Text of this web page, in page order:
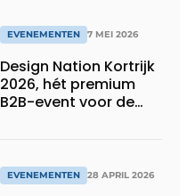
EVENEMENTEN 7 MEI 2026
Design Nation Kortrijk
2026, hét premium
B2B-event voor de
EVENEMENTEN 28 APRIL 2026